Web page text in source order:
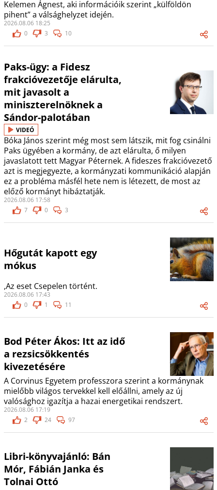
Kelemen Ágnest, aki információik szerint „külföldön
pihent” a válsághelyzet idején.
2026.08.06 18:25
0
3 10
Paks-ügy: a Fidesz
frakcióvezetője elárulta,
mit javasolt a
miniszterelnöknek a
Sándor-palotában
VIDEÓ
Bóka János szerint még most sem látszik, mit fog csinálni
Paks ügyében a kormány, de azt elárulta, ő milyen
javaslatott tett Magyar Péternek. A fideszes frakcióvezető
azt is megjegyezte, a kormányzati kommunikáció alapján
ez a probléma másfél hete nem is létezett, de most az
előző kormányt hibáztatják.
2026.08.06 17:58
7
0 3
Hőgutát kapott egy
mókus
,Az eset Csepelen történt.
2026.08.06 17:43
0
1 11
Bod Péter Ákos: Itt az idő
a rezsicsökkentés
kivezetésére
A Corvinus Egyetem professzora szerint a kormánynak
mielőbb világos tervekkel kell előállni, amely az új
valósághoz igazítja a hazai energetikai rendszert.
2026.08.06 17:19
2
24 97
Libri-könyvajánló: Bán
Mór, Fábián Janka és
Tolnai Ottó